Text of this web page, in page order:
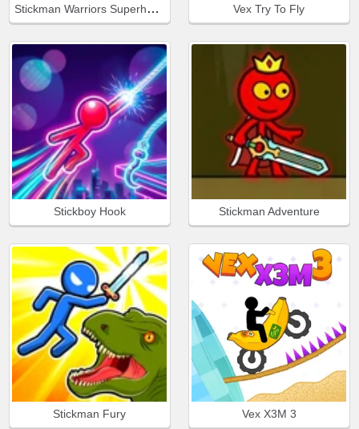
Stickman Warriors Superhero Fight Vex Try To Fly
Stickboy Hook Stickman Adventure
Stickman Fury Vex X3M 3